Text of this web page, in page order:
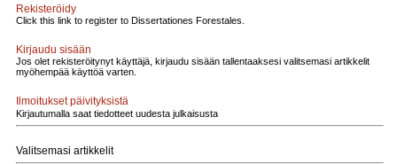
Rekisteröidy
Click this link to register to Dissertationes Forestales.
Kirjaudu sisään
Jos olet rekisteröitynyt käyttäjä, kirjaudu sisään tallentaaksesi valitsemasi artikkelit
myöhempää käyttöä varten.
Ilmoitukset päivityksistä
Kirjautumalla saat tiedotteet uudesta julkaisusta
Valitsemasi artikkelit